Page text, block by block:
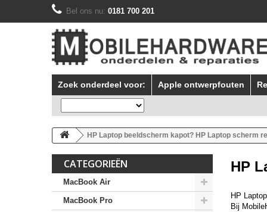
Bel ons nu: 0181 700 201
Zoek onderdeel voor: Apple ontwerpfouten
HP Laptop beeldscherm kapot? HP Laptop scherm
CATEGORIEËN
MacBook Air
MacBook Pro
HP
HP
Bij